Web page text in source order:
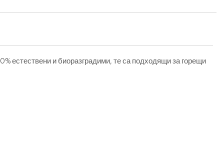
естествени и биоразградими, те са подходящи за горещи